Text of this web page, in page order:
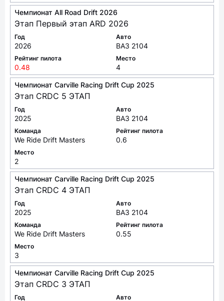
Чемпионат All Road Drift 2026
Этап Первый этап ARD 2026
Год
2026
Авто
ВАЗ 2104
Рейтинг пилота
0.48
Место
4
Чемпионат Carville Racing Drift Cup 2025
Этап CRDC 5 ЭТАП
Год
2025
Авто
ВАЗ 2104
Команда
We Ride Drift Masters
Рейтинг пилота
0.6
Место
2
Чемпионат Carville Racing Drift Cup 2025
Этап CRDC 4 ЭТАП
Год
2025
Авто
ВАЗ 2104
Команда
We Ride Drift Masters
Рейтинг пилота
0.55
Место
3
Чемпионат Carville Racing Drift Cup 2025
Этап CRDC 3 ЭТАП
Год Авто